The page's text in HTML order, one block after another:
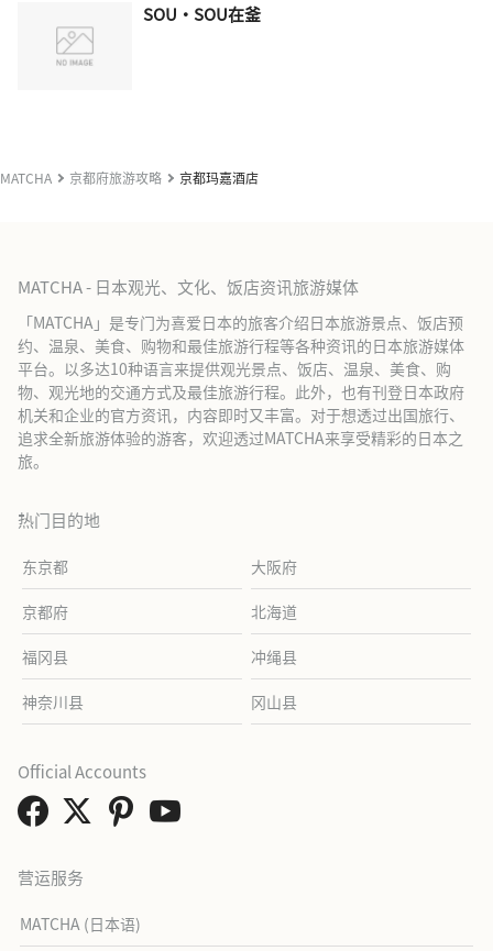
SOU・SOU在釜
MATCHA 京都府旅游攻略 京都玛嘉酒店
MATCHA - 日本观光、文化、饭店资讯旅游媒体
「MATCHA」是专门为喜爱日本的旅客介绍日本旅游景点、饭店预
约、温泉、美食、购物和最佳旅游行程等各种资讯的日本旅游媒体
平台。以多达10种语言来提供观光景点、饭店、温泉、美食、购
物、观光地的交通方式及最佳旅游行程。此外，也有刊登日本政府
机关和企业的官方资讯，内容即时又丰富。对于想透过出国旅行、
追求全新旅游体验的游客，欢迎透过MATCHA来享受精彩的日本之
旅。
热门目的地
东京都 大阪府
京都府 北海道
福冈县 冲绳县
神奈川县 冈山县
营运服务
MATCHA (日本语)
Official Accounts